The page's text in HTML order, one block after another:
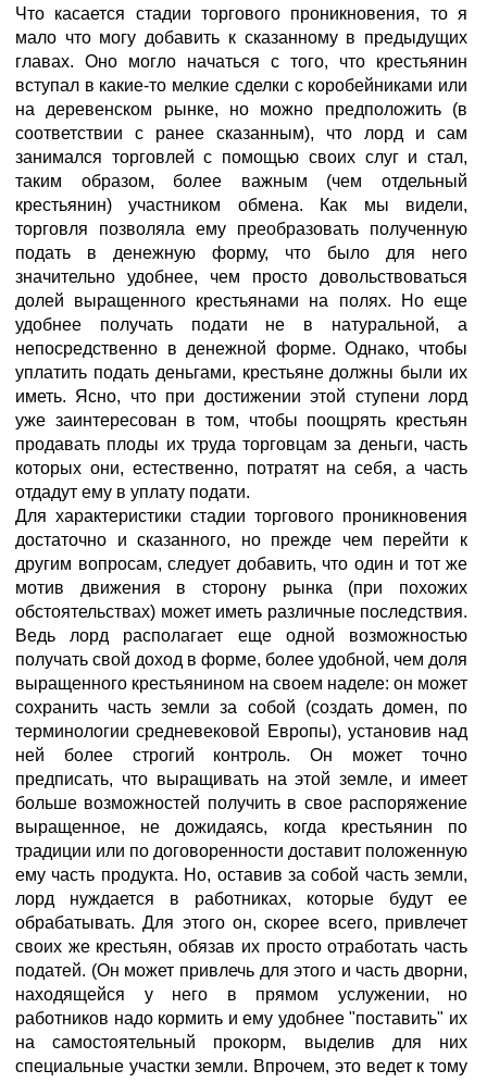
Что касается стадии торгового проникновения, то я
мало что могу добавить к сказанному в предыдущих
главах. Оно могло начаться с того, что крестьянин
вступал в какие-то мелкие сделки с коробейниками или
на деревенском рынке, но можно предположить (в
соответствии с ранее сказанным), что лорд и сам
занимался торговлей с помощью своих слуг и стал,
таким образом, более важным (чем отдельный
крестьянин) участником обмена. Как мы видели,
торговля позволяла ему преобразовать полученную
подать в денежную форму, что было для него
значительно удобнее, чем просто довольствоваться
долей выращенного крестьянами на полях. Но еще
удобнее получать подати не в натуральной, а
непосредственно в денежной форме. Однако, чтобы
уплатить подать деньгами, крестьяне должны были их
иметь. Ясно, что при достижении этой ступени лорд
уже заинтересован в том, чтобы поощрять крестьян
продавать плоды их труда торговцам за деньги, часть
которых они, естественно, потратят на себя, а часть
отдадут ему в уплату подати.
Для характеристики стадии торгового проникновения
достаточно и сказанного, но прежде чем перейти к
другим вопросам, следует добавить, что один и тот же
мотив движения в сторону рынка (при похожих
обстоятельствах) может иметь различные последствия.
Ведь лорд располагает еще одной возможностью
получать свой доход в форме, более удобной, чем доля
выращенного крестьянином на своем наделе: он может
сохранить часть земли за собой (создать домен, по
терминологии средневековой Европы), установив над
ней более строгий контроль. Он может точно
предписать, что выращивать на этой земле, и имеет
больше возможностей получить в свое распоряжение
выращенное, не дожидаясь, когда крестьянин по
традиции или по договоренности доставит положенную
ему часть продукта. Но, оставив за собой часть земли,
лорд нуждается в работниках, которые будут ее
обрабатывать. Для этого он, скорее всего, привлечет
своих же крестьян, обязав их просто отработать часть
податей. (Он может привлечь для этого и часть дворни,
находящейся у него в прямом услужении, но
работников надо кормить и ему удобнее "поставить" их
на самостоятельный прокорм, выделив для них
специальные участки земли. Впрочем, это ведет к тому